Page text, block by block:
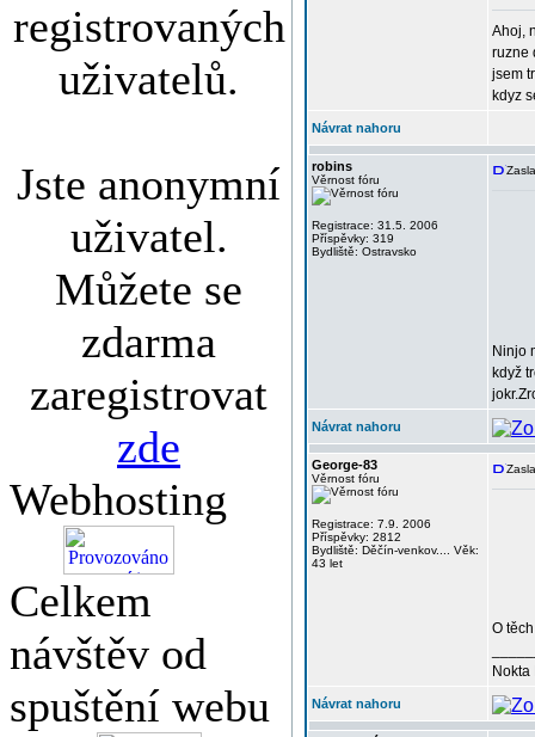
registrovaných
uživatelů.
Jste anonymní
uživatel.
Můžete se
zdarma
zaregistrovat
zde
Webhosting
Celkem
návštěv od
spuštění webu
Ahoj,
ruzne
jsem
kdyz
Návrat nahoru
robins
Věrnost fóru
Registrace: 31.5. 2006
Příspěvky: 319
Bydliště: Ostravsko
Ninjo
když
Návrat nahoru
George-83
Věrnost fóru
Registrace: 7.9. 2006
Příspěvky: 2812
Bydliště: Děčín-venkov.... Věk:
43 let
O
Návrat nahoru